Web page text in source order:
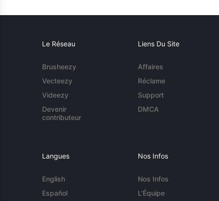
Le Réseau
Brusheezy
Vecteezy
Videezy
Devenir
contributeur
Liens Du Site
Affaires
Réclame
Support
DMCA
Langues
English
Español
Nos Infos
Nos Infos
L'Équipe